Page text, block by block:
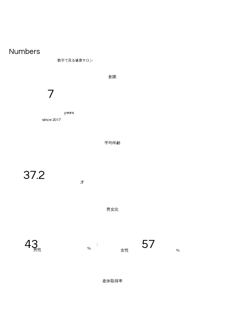
Numbers
​数字で見る健康サロン
​創業
7
since 2017
years
​平均年齢
​才
37.2
​男女比
57
:
​女性
%​
43​男性 %​
​産休取得率